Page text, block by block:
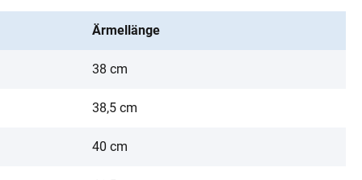
Ärmellänge
38 cm
38,5 cm
40 cm